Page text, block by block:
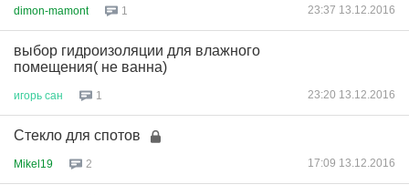
dimon-mamont 1 23:37 13.12.2016
выбор гидроизоляции для влажного
помещения( не ванна)
игорь сан 1 23:20 13.12.2016
Стекло для спотов
Mikel19 2 17:09 13.12.2016